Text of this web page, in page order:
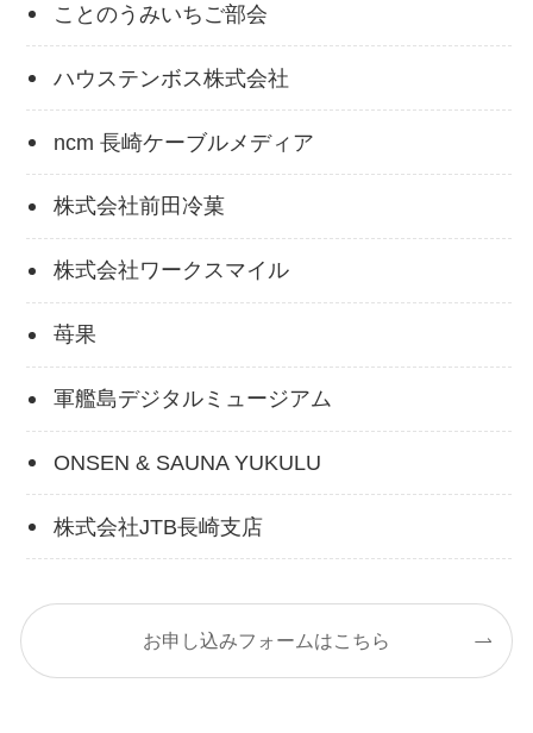
ことのうみいちご部会
ハウステンボス株式会社
ncm 長崎ケーブルメディア
株式会社前田冷菓
株式会社ワークスマイル
苺果
軍艦島デジタルミュージアム
ONSEN & SAUNA YUKULU
株式会社JTB長崎支店
お申し込みフォームはこちら